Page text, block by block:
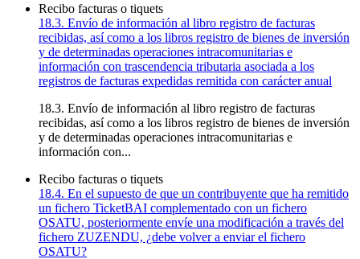
Recibo facturas o tiquets
18.3. Envío de información al libro registro de facturas
recibidas, así como a los libros registro de bienes de inversión
y de determinadas operaciones intracomunitarias e
información con trascendencia tributaria asociada a los
registros de facturas expedidas remitida con carácter anual
18.3. Envío de información al libro registro de facturas
recibidas, así como a los libros registro de bienes de inversión
y de determinadas operaciones intracomunitarias e
información con...
Recibo facturas o tiquets
18.4. En el supuesto de que un contribuyente que ha remitido
un fichero TicketBAI complementado con un fichero
OSATU, posteriormente envíe una modificación a través del
fichero ZUZENDU, ¿debe volver a enviar el fichero
OSATU?